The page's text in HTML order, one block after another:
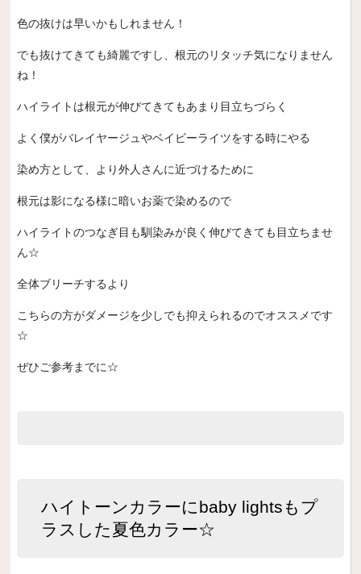
色の抜けは早いかもしれません！
でも抜けてきても綺麗ですし、根元のリタッチ気になりません
ね！
ハイライトは根元が伸びてきてもあまり目立ちづらく
よく僕がバレイヤージュやベイビーライツをする時にやる
染め方として、より外人さんに近づけるために
根元は影になる様に暗いお薬で染めるので
ハイライトのつなぎ目も馴染みが良く伸びてきても目立ちませ
ん☆
全体ブリーチするより
こちらの方がダメージを少しでも抑えられるのでオススメです
☆
ぜひご参考までに☆
ハイトーンカラーにbaby lightsもプ
ラスした夏色カラー☆